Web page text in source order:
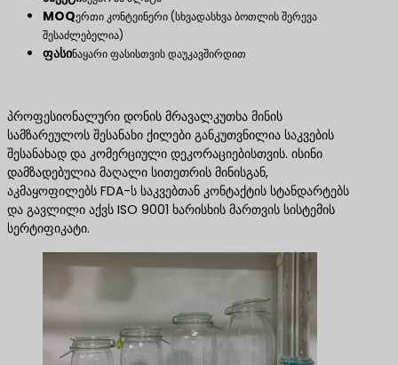
MOQერთი კონტეინერი (სხვადასხვა ბოთლის შერევა
შესაძლებელია)
ფასინაყარი ფასისთვის დაუკავშირდით
პროფესიონალური დონის მრავალკუთხა მინის
სამზარეულოს შესანახი ქილები განკუთვნილია საკვების
შესანახად და კომერციული დეკორაციებისთვის. ისინი
დამზადებულია მაღალი სითეთრის მინისგან,
აკმაყოფილებს FDA-ს საკვებთან კონტაქტის სტანდარტებს
და გავლილი აქვს ISO 9001 ხარისხის მართვის სისტემის
სერტიფიკატი.